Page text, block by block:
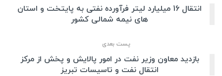
انتقال 16 میلیارد لیتر فرآورده نفتی به پایتخت و استان
های نیمه شمالی کشور
پست بعدی
بازدید معاون وزیر نفت در امور پالایش و پخش از مرکز
انتقال نفت و تاسیسات تبریز